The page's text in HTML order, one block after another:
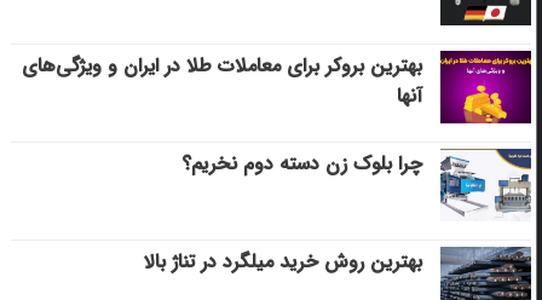
بهترین بروکر برای معاملات طلا در ایران و ویژگی‌های
آنها
چرا بلوک زن دسته دوم نخریم؟
بهترین روش خرید میلگرد در تناژ بالا